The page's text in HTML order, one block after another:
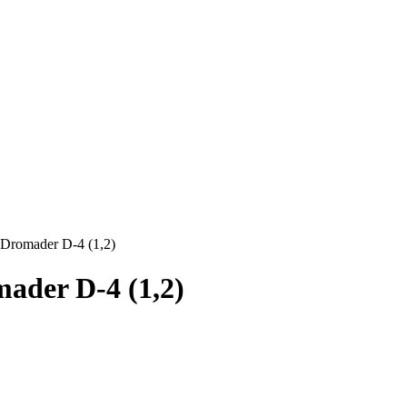
D-4 (1,2)
D-4 (1,2)